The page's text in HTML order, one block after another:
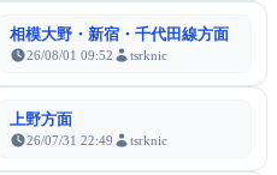
相模大野・新宿・千代田線方面
26/08/01 09:52 tsrknic
上野方面
26/07/31 22:49 tsrknic